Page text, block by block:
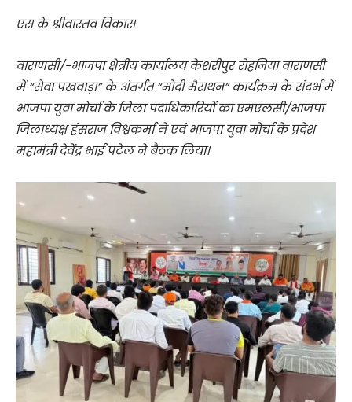
एस के श्रीवास्तव विकास
वाराणसी/-भाजपा क्षेत्रीय कार्यालय केशरीपुर रोहनिया वाराणसी
में “सेवा पखवाड़ा” के अंतर्गत “मोदी मैराथन” कार्यक्रम के संदर्भ में
भाजपा युवा मोर्चा के जिला पदाधिकारियों का एमएलसी/भाजपा
जिलाध्यक्ष हंसराज विश्वकर्मा ने एवं भाजपा युवा मोर्चा के प्रदेश
महामंत्री देवेंद्र भाई पटेल ने बैठक लिया।